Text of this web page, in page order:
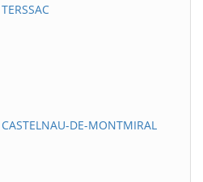
DE-MONTMIRAL